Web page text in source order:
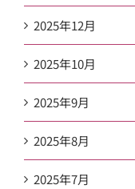
2025年12月
2025年10月
2025年9月
2025年8月
2025年7月